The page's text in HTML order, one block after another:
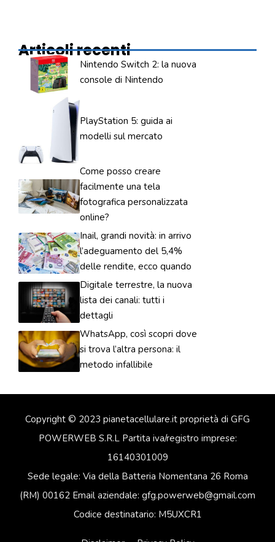
Articoli recenti
Nintendo Switch 2: la nuova
console di Nintendo
PlayStation 5: guida ai
modelli sul mercato
Come posso creare
facilmente una tela
fotografica personalizzata
online?
Inail, grandi novità: in arrivo
l’adeguamento del 5,4%
delle rendite, ecco quando
Digitale terrestre, la nuova
lista dei canali: tutti i
dettagli
WhatsApp, così scopri dove
si trova l’altra persona: il
metodo infallibile
Copyright © 2023 pianetacellulare.it proprietà di GFG
POWERWEB S.R.L Partita iva/registro imprese:
16140301009
Sede legale: Via della Batteria Nomentana 26 Roma
(RM) 00162 Email aziendale: gfg.powerweb@gmail.com
Codice destinatario: M5UXCR1